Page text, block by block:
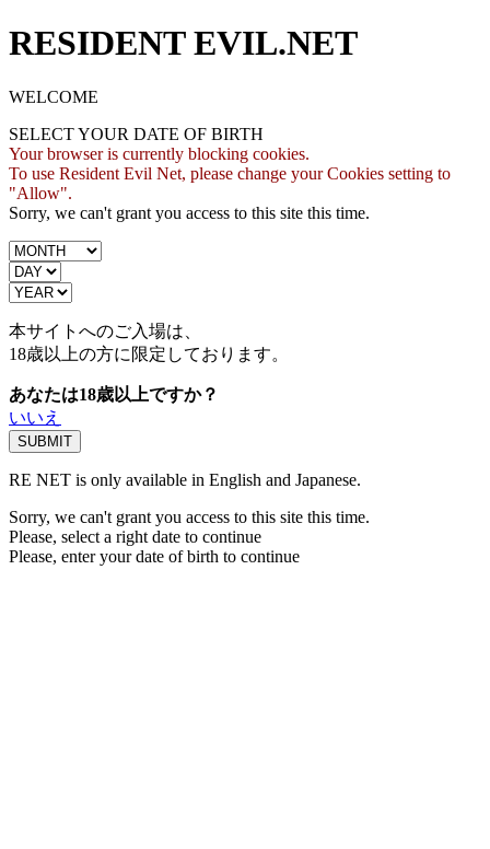
RESIDENT EVIL.NET
WELCOME
SELECT YOUR DATE OF BIRTH
Your browser is currently blocking cookies.
To use Resident Evil Net, please change your Cookies setting to
"Allow".
Sorry, we can't grant you access to this site this time.
本サイトへのご入場は、
18歳以上の方に限定しております。
あなたは18歳以上ですか？
いいえ
RE NET is only available in English and Japanese.
Sorry, we can't grant you access to this site this time.
Please, select a right date to continue
Please, enter your date of birth to continue